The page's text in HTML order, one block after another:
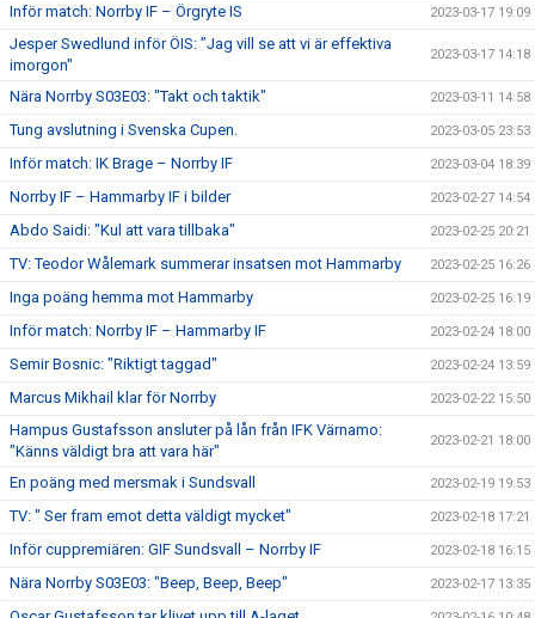
Inför match: Norrby IF – Örgryte IS 2023-03-17 19:09
Jesper Swedlund inför ÖIS: ”Jag vill se att vi är effektiva
imorgon"
2023-03-17 14:18
Nära Norrby S03E03: "Takt och taktik" 2023-03-11 14:58
Tung avslutning i Svenska Cupen. 2023-03-05 23:53
Inför match: IK Brage – Norrby IF 2023-03-04 18:39
Norrby IF – Hammarby IF i bilder 2023-02-27 14:54
Abdo Saidi: "Kul att vara tillbaka" 2023-02-25 20:21
TV: Teodor Wålemark summerar insatsen mot Hammarby 2023-02-25 16:26
Inga poäng hemma mot Hammarby 2023-02-25 16:19
Inför match: Norrby IF – Hammarby IF 2023-02-24 18:00
Semir Bosnic: "Riktigt taggad" 2023-02-24 13:59
Marcus Mikhail klar för Norrby 2023-02-22 15:50
Hampus Gustafsson ansluter på lån från IFK Värnamo:
"Känns väldigt bra att vara här"
2023-02-21 18:00
En poäng med mersmak i Sundsvall 2023-02-19 19:53
TV: " Ser fram emot detta väldigt mycket" 2023-02-18 17:21
Inför cuppremiären: GIF Sundsvall – Norrby IF 2023-02-18 16:15
Nära Norrby S03E03: "Beep, Beep, Beep" 2023-02-17 13:35